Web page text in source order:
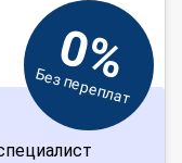
0%
Без переплат